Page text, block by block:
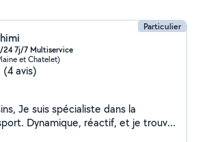
Particulier
24 7j/7 Multiservice
et Chatelet)
(4 avis)
Je suis spécialiste dans la
je trouve